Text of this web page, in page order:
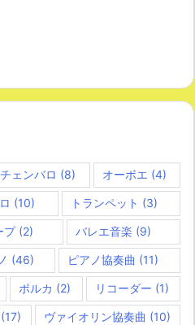
ェンバロ (8) オーボエ (4)
(10) トランペット (3)
プ(2) バレエ音楽 (9)
(46) ピアノ協奏曲 (11)
ポルカ (2) リコーダー (1)
(17) ヴァイオリン協奏曲 (10)